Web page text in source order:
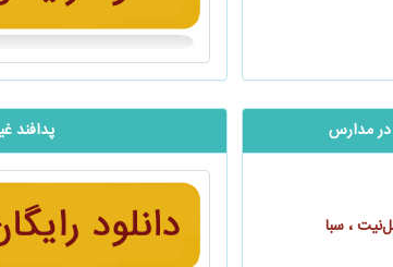
در مدارس
، سبا
‬‬‬‬‬‬‬‬‬‬‬‬‬‬‬‬‬‬‬‬پدافند